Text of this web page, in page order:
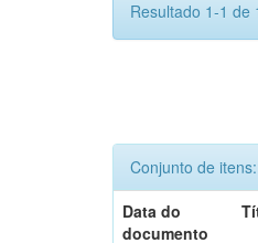
Resultado 1-1 de
Conjunto de itens:
Data do
documento